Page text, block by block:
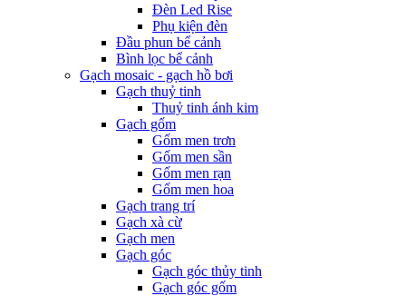
Đèn Led Rise
Phụ kiện đèn
Đầu phun bể cảnh
Bình lọc bể cảnh
Gạch mosaic - gạch hồ bơi
Gạch thuỷ tinh
Thuỷ tinh ánh kim
Gạch gốm
Gốm men trơn
Gốm men sần
Gốm men rạn
Gốm men hoa
Gạch trang trí
Gạch xà cừ
Gạch men
Gạch góc
Gạch góc thủy tinh
Gạch góc gốm